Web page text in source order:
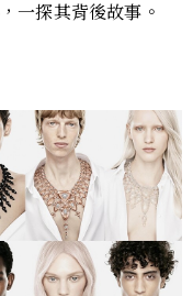
一探其背後故事。